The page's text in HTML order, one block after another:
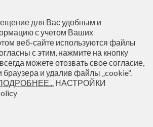
для Вас удобным и
с учетом Ваших
веб-сайте используются файлы
с этим, нажмите на кнопку
можете отозвать свое согласие,
браузера и удалив файлы „cookie“.
НАСТРОЙКИ